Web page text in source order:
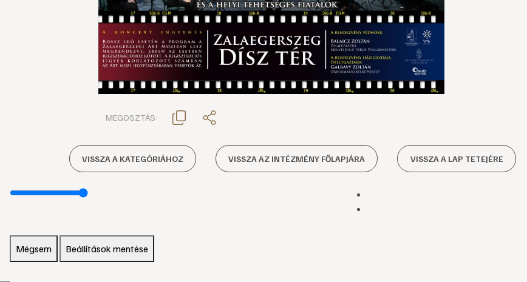
MEGOSZTÁS:
VISSZA A KATEGÓRIÁHOZ VISSZA AZ INTÉZMÉNY FŐLAPJÁRA VISSZA A LAP TETEJÉRE
Mégsem Beállítások mentése